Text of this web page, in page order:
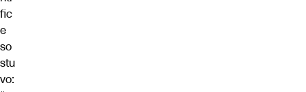
fic
e
so
stu
vo: